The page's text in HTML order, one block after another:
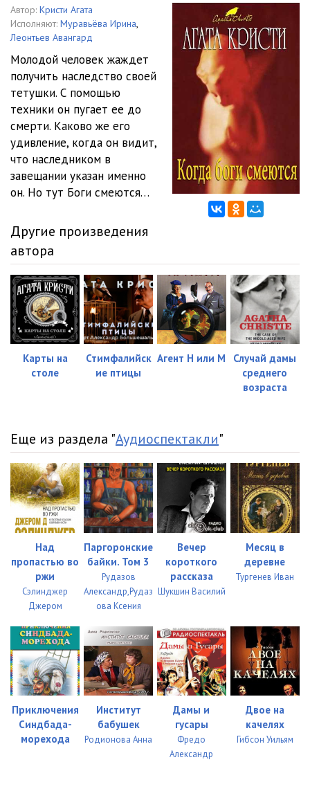
Автор: Кристи Агата
Исполняют: Муравьёва Ирина,
Леонтьев Авангард
Молодой человек жаждет
получить наследство своей
тетушки. С помощью
техники он пугает ее до
смерти. Каково же его
удивление, когда он видит,
что наследником в
завещании указан именно
он. Но тут Боги смеются…
Другие произведения
автора
Карты на
столе
Стимфалийск
ие птицы
Агент Н или М
Случай дамы
среднего
возраста
Еще из раздела "Аудиоспектакли"
Над
пропастью во
ржи
Сэлинджер
Джером
Паргоронские
байки. Том 3
Рудазов
Александр,Рудаз
ова Ксения
Вечер
короткого
рассказа
Шукшин Василий
Месяц в
деревне
Тургенев Иван
Приключения
Синдбада-
морехода
Институт
бабушек
Родионова Анна
Дамы и
гусары
Фредо
Александр
Двое на
качелях
Гибсон Уильям